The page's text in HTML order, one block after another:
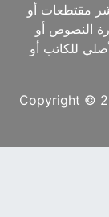
مقتطعات أو
النصوص أو
للكاتب أو